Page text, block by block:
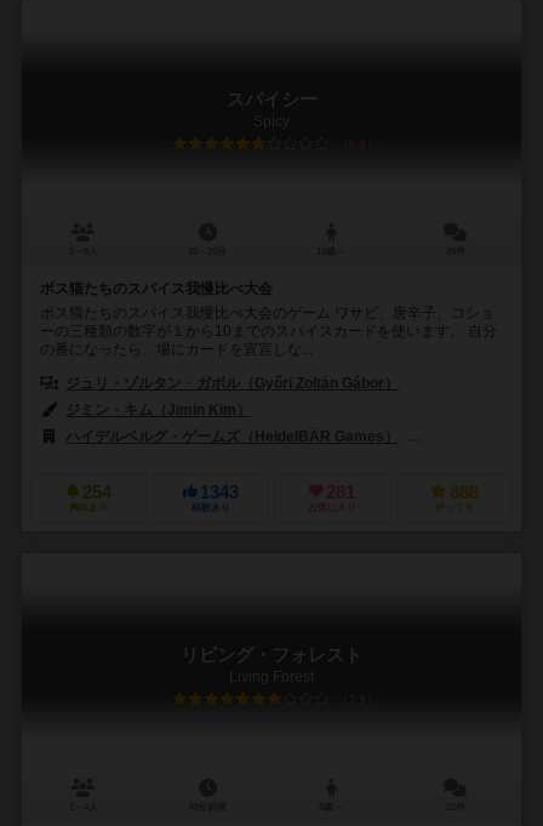
スパイシー
Spicy
6.6
ボス猫たちのスパイス我慢比べ大会
ボス猫たちのスパイス我慢比べ大会のゲーム ワサビ、唐辛子、コショ
ーの三種類の数字が１から10までのスパイスカードを使います。 自分
の番になったら、場にカードを宣言しな...
ジュリ・ゾルタン・ガボル（Győri Zoltán Gábor）
ジミン・キム（Jimin Kim）
ハイデルベルグ・ゲームズ（HeidelBÄR Games）
254
興味あり
1343
経験あり
281
お気に入り
888
持ってる
リビング・フォレスト
Living Forest
7.1